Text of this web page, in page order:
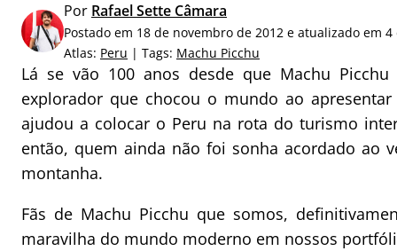
a
r
p
o
:
Por Rafael Sette Câmara
Postado em 18 de novembro de 2012 e atualizado em
Atlas: Peru | Tags: Machu Picchu
Lá se vão 100 anos desde que Machu
explorador que chocou o mundo ao
ajudou a colocar o Peru na rota do turismo
então, quem ainda não foi sonha acordado ao
montanha.
Fãs de Machu Picchu que somos,
maravilha do mundo moderno em nossos